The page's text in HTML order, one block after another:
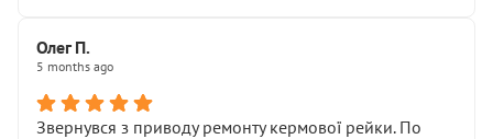
Олег П.
5 months ago
Звернувся з приводу ремонту кермової рейки. По